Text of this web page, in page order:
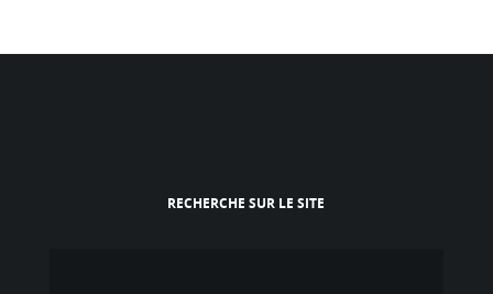
RECHERCHE SUR LE SITE